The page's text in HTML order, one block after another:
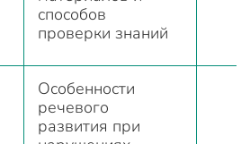
способов
проверки знаний
Особенности
речевого
развития при